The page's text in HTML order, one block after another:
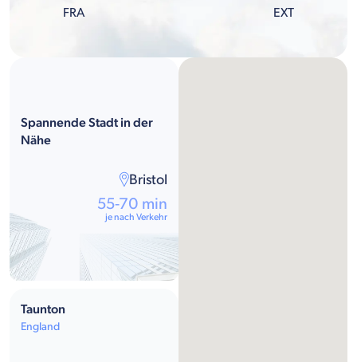
FRA EXT
Spannende Stadt in der
Nähe
Bristol
55-70 min
je nach Verkehr
Taunton
England